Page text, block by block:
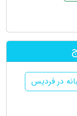
در فردیس